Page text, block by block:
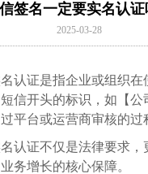
签名一定要实名认证
2025-03-28
认证是指企业或组织在
信开头的标识，如【公
平台或运营商审核的过
认证不仅是法律要求，
务增长的核心保障。